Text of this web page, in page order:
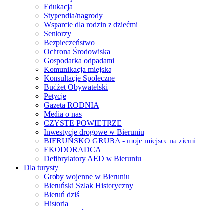
Edukacja
Stypendia/nagrody
Wsparcie dla rodzin z dziećmi
Seniorzy
Bezpieczeństwo
Ochrona Środowiska
Gospodarka odpadami
Komunikacja miejska
Konsultacje Społeczne
Budżet Obywatelski
Petycje
Gazeta RODNIA
Media o nas
CZYSTE POWIETRZE
Inwestycje drogowe w Bieruniu
BIERUŃSKO GRUBA - moje miejsce na ziemi
EKODORADCA
Defibrylatory AED w Bieruniu
Dla turysty
Groby wojenne w Bieruniu
Bieruński Szlak Historyczny
Bieruń dziś
Historia